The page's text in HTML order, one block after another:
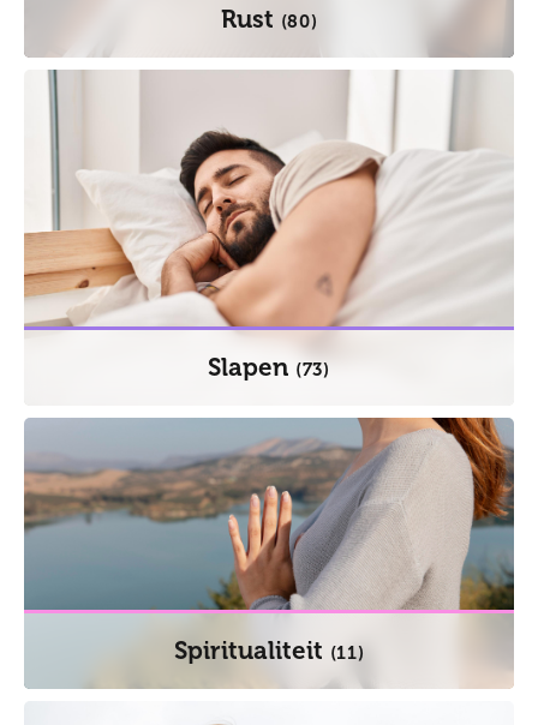
Rust (80)
Slapen (73)
Spiritualiteit (11)